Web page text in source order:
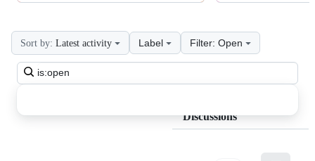
Search
all
Sort by: Latest activity Label Filter: Open
Discussions